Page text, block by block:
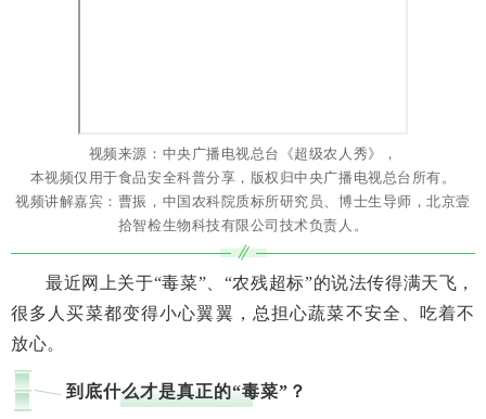
视频来源：中央广播电视总台《超级农人秀》
，
本视频仅用于食品安全科普分享，版权归中央广播电视总台所有。
视频讲解嘉宾：曹振，中国农科院质标所研究员、博士生导师，北京壹
拾智检生物科技有限公司技术负责人。
最近网上关于“毒菜”、“农残超标”的说法传得满天飞，
很多人买菜都变得小心翼翼，总担心蔬菜不安全、吃着不
放心。
到底什么才是真正的“毒菜”？